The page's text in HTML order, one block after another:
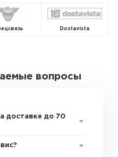
Dostavista
вопросы
доставке до 70